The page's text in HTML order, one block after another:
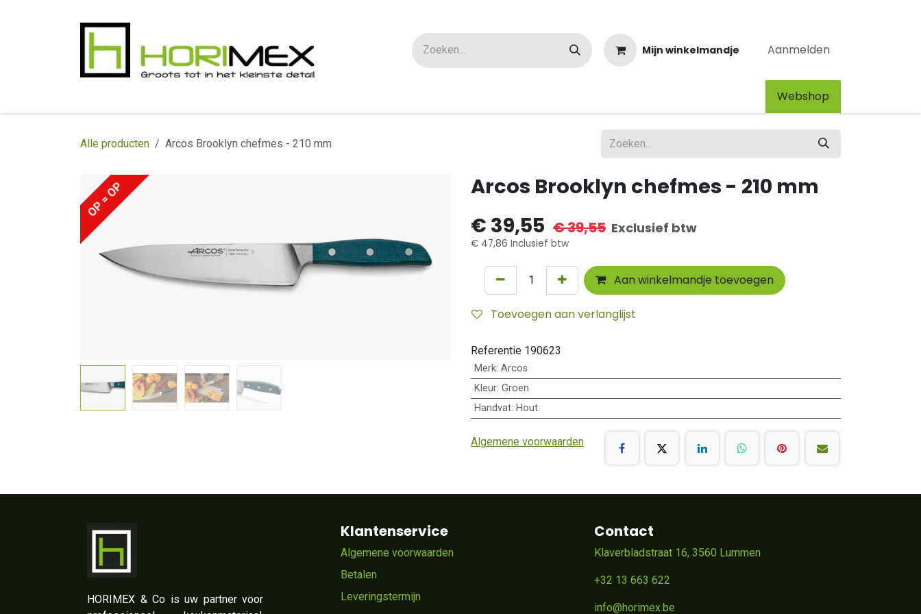
Mijn winkelmandje Aanmelden
Webshop​
Alle producten Arcos Brooklyn chefmes - 210 mm
OP = OP
Arcos Brooklyn chefmes - 210 mm
€ 39,55 €39,55 Exclusief btw
€ 47,86 Inclusief btw
Aan winkelmandje toevoegen
Toevoegen aan verlanglijst
Referentie 190623
Merk: Arcos
Kleur: Groen
Handvat: Hout.
Algemene voorwaarden
Klantenservice
Algemene voorwaarden
Betalen
Leveringstermijn
Contact
Klaverbladstraat 16, 3560 Lummen
+32 13 663 622
info@horimex.be
​HORIMEX & Co is uw partner voor